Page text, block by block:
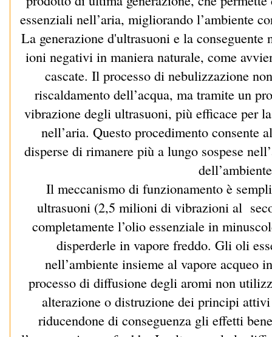
essenziali nell’aria, migliorando l’ambiente
La generazione d'ultrasuoni e la
ioni negativi in maniera naturale, come
cascate. Il processo di nebulizzazione
riscaldamento dell’acqua, ma tramite un
vibrazione degli ultrasuoni, più efficace per
nell’aria. Questo procedimento consente
disperse di rimanere più a lungo sospese
Il meccanismo di funzionamento è
ultrasuoni (2,5 milioni di vibrazioni al
completamente l’olio essenziale in
disperderle in vapore freddo. Gli oli
nell’ambiente insieme al vapore acqueo
processo di diffusione degli aromi non
alterazione o distruzione dei principi
riducendone di conseguenza gli effetti